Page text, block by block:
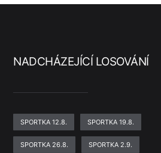
NADCHÁZEJÍCÍ LOSOVÁNÍ
SPORTKA 12.8. SPORTKA 19.8.
SPORTKA 26.8. SPORTKA 2.9.